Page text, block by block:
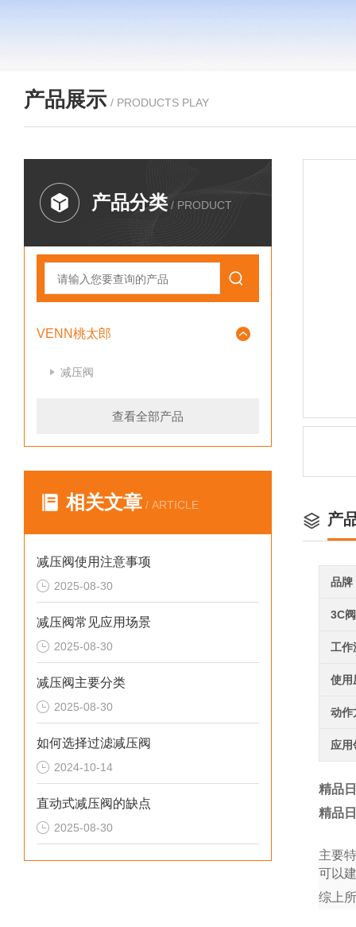
产品展示 / PRODUCTS PLAY
产品分类 / PRODUCT
VENN桃太郎
减压阀
查看全部产品
相关文章 / ARTICLE
减压阀使用注意事项
2025-08-30
减压阀常见应用场景
2025-08-30
减压阀主要分类
2025-08-30
如何选择过滤减压阀
2024-10-14
直动式减压阀的缺点
2025-08-30
产
品牌
3C
工作
使用
动作
应用
精品
精品
主要
可以
综上